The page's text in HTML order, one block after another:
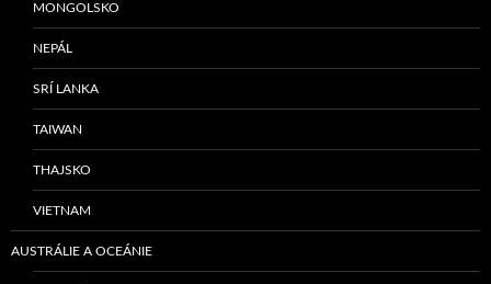
MONGOLSKO
NEPÁL
SRÍ LANKA
TAIWAN
THAJSKO
VIETNAM
AUSTRÁLIE A OCEÁNIE